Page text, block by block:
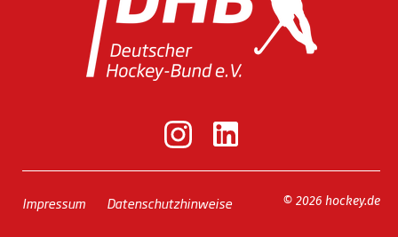
Impressum Datenschutzhinweise © 2026 hockey.de